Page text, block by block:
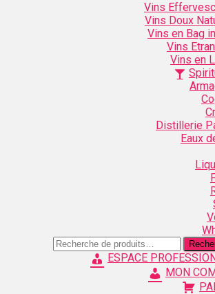
Vins
Vins Doux
Vins en Bag
Vins
Vins en
Distillerie
Eaux
Recherche
pour :
ESPACE
MON